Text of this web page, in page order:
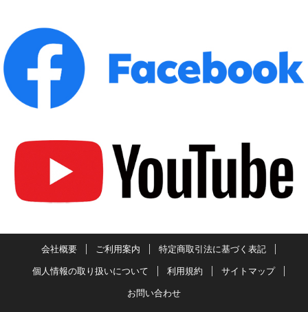
会社概要 ご利用案内 特定商取引法に基づく表記
個人情報の取り扱いについて 利用規約 サイトマップ
お問い合わせ